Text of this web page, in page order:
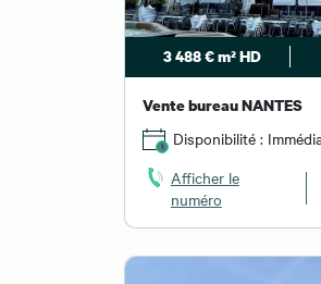
3 488 € m² HD
Vente bureau NANTES
Disponibilité :
Afficher le
numéro